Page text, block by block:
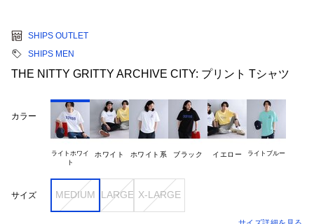
SHIPS OUTLET
SHIPS MEN
THE NITTY GRITTY ARCHIVE CITY: プリント Tシャツ
カラー
ライトホワイ
ホワイト ホワイト系 ブラック イエロー ライトブルー
サイズ MEDIUM LARGE X-LARGE